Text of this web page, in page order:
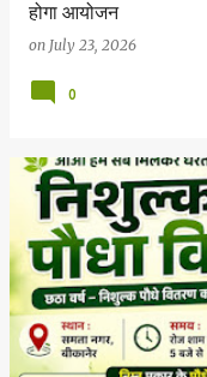
होगा आयोजन
on July 23, 2026
0